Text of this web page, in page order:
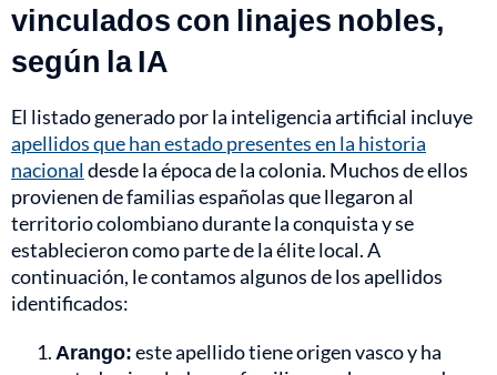
vinculados con linajes nobles,
según la IA
El listado generado por la inteligencia artificial incluye
apellidos que han estado presentes en la historia
nacionaldesde la época de la colonia. Muchos de ellos
provienen de familias españolas que llegaron al
territorio colombiano durante la conquista y se
establecieron como parte de la élite local. A
continuación, le contamos algunos de los apellidos
identificados:
Arango:este apellido tiene origen vasco y ha